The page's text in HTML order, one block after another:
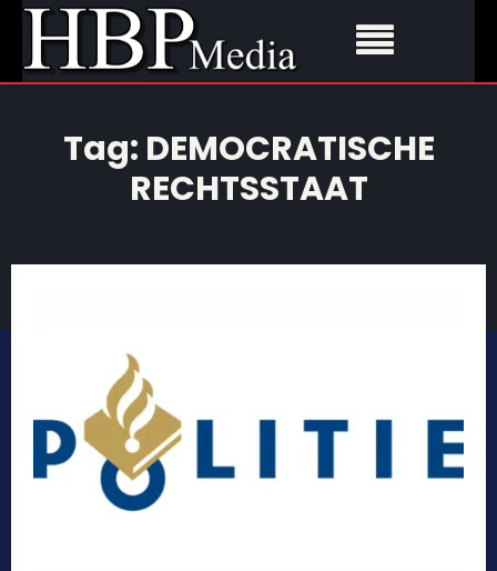
Tag: DEMOCRATISCHE
RECHTSSTAAT